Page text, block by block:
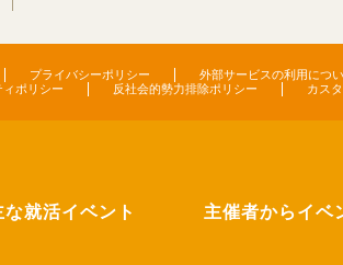
プライバシーポリシー 外部サービスの利用につ
ポリシー 反社会的勢力排除ポリシー カス
な就活イベント 主催者からイベ